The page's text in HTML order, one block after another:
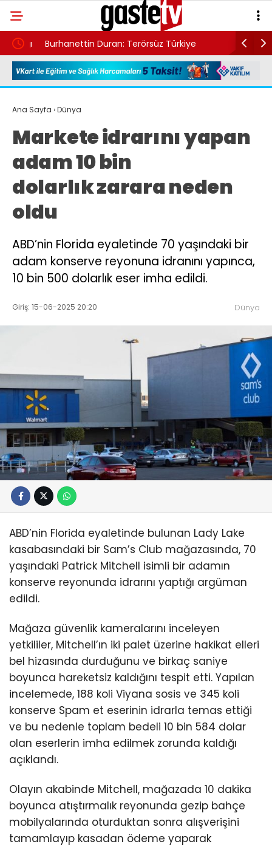
Burhanettin Duran: Terörsüz Türkiye
hedefimize giden yolda tarihi bir eşik
Yeni
gözaltına
Ana Sayfa ›Dünya
Markete idrarını yapan
adam 10 bin
dolarlık zarara neden
oldu
ABD’nin Florida eyaletinde 70 yaşındaki bir
adam konserve reyonuna idranını yapınca,
10 bin 500 dolarlık eser imha edildi.
Giriş: 15-06-2025 20:20 Dünya
ABD’nin Florida eyaletinde bulunan Lady Lake
kasabasındaki bir Sam’s Club mağazasında, 70
yaşındaki Patrick Mitchell isimli bir adamın
konserve reyonunda idrarını yaptığı argüman
edildi.
Mağaza güvenlik kameralarını inceleyen
yetkililer, Mitchell’ın iki palet üzerine hakikat elleri
bel hizasında durduğunu ve birkaç saniye
boyunca hareketsiz kaldığını tespit etti. Yapılan
incelemede, 188 koli Viyana sosis ve 345 koli
konserve Spam et eserinin idrarla temas ettiği
ve bu nedenle toplam bedeli 10 bin 584 dolar
olan eserlerin imha edilmek zorunda kaldığı
açıklandı.
Olayın akabinde Mitchell, mağazada 10 dakika
boyunca atıştırmalık reyonunda gezip bahçe
mobilyalarında oturduktan sonra alışverişini
tamamlayıp kasadan ödeme yaparak